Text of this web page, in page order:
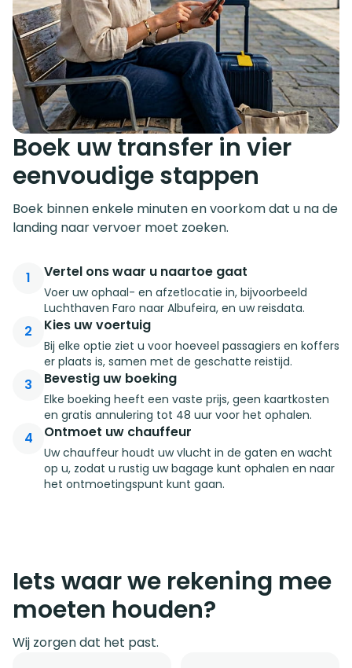
Boek uw transfer in vier
eenvoudige stappen
Boek binnen enkele minuten en voorkom dat u na de
landing naar vervoer moet zoeken.
1 Vertel ons waar u naartoe gaat
Voer uw ophaal- en afzetlocatie in, bijvoorbeeld
Luchthaven Faro naar Albufeira, en uw reisdata.
2 Kies uw voertuig
Bij elke optie ziet u voor hoeveel passagiers en koffers
er plaats is, samen met de geschatte reistijd.
3 Bevestig uw boeking
Elke boeking heeft een vaste prijs, geen kaartkosten
en gratis annulering tot 48 uur voor het ophalen.
4 Ontmoet uw chauffeur
Uw chauffeur houdt uw vlucht in de gaten en wacht
op u, zodat u rustig uw bagage kunt ophalen en naar
het ontmoetingspunt kunt gaan.
Iets waar we rekening mee
moeten houden?
Wij zorgen dat het past.